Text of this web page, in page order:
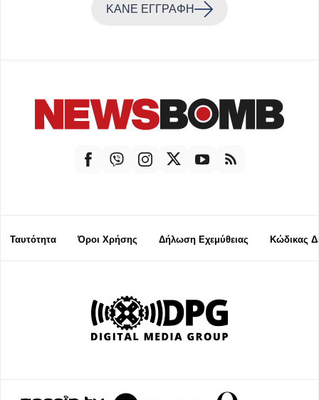
ΚΑΝΕ ΕΓΓΡΑΦΗ
Ταυτότητα Όροι Χρήσης Δήλωση Εχεμύθειας Κώδικας